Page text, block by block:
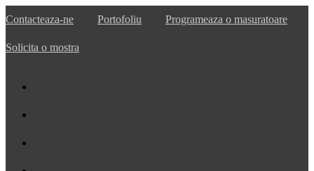
Contacteaza-ne Portofoliu Programeaza o masuratoare
Solicita o mostra